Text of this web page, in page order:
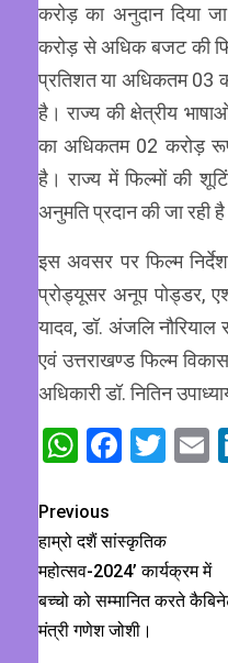
करोड़ का अनुदान दिया
करोड़ से अधिक बजट की
प्रतिशत या अधिकतम 03
है। राज्य की क्षेत्रीय
का अधिकतम 02 करोड़
है। राज्य में फिल्मों की
अनुमति प्रदान की जा रही
इस अवसर पर फिल्म
प्रोड्यूसर अनूप पोड्डर,
यादव, डॉ. अंजलि
एवं उत्तराखण्ड फिल्म
अधिकारी डॉ. नितिन
Previous
हाम्रो दशैं सांस्कृतिक
महोत्सव-2024’ कार्यक्रम में
बच्चो को सम्मानित करते
मंत्री गणेश जोशी।